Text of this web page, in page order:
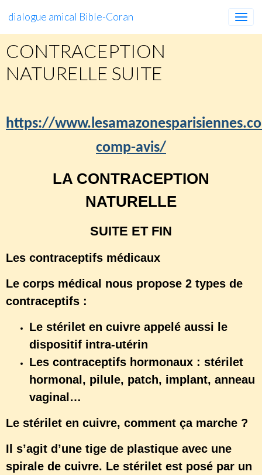
dialogue amical Bible-Coran
CONTRACEPTION
NATURELLE SUITE
https://
comp-avis/
LA CONTRACEPTION
NATURELLE
SUITE ET FIN
Les contraceptifs médicaux
Le corps médical nous propose 2 types de
contraceptifs :
Le stérilet en cuivre appelé aussi le
dispositif intra-utérin
Les contraceptifs hormonaux : stérilet
hormonal, pilule, patch, implant, anneau
vaginal…
Le stérilet en cuivre, comment ça marche ?
Il s’agit d’une tige de plastique avec une
spirale de cuivre. Le stérilet est posé par un